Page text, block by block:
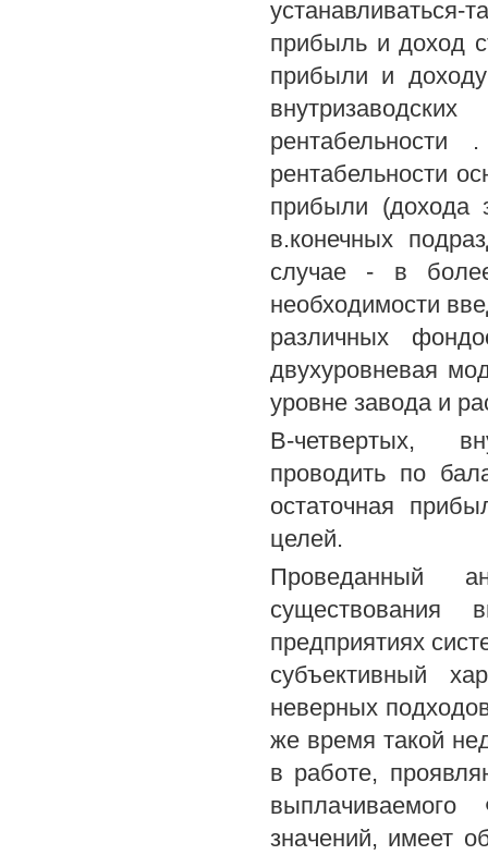
устанавливаться-
прибыль и доход
прибыли и
рентабельности
прибыли (дохода
в.конечных
случае - в
необходимости
различных
двухуровневая
уровне завода и
В-четвертых,
проводить по
остаточная
целей.
Проведанный
существования
предприятиях
субъективный
неверных
же время такой
в работе,
значений, имеет